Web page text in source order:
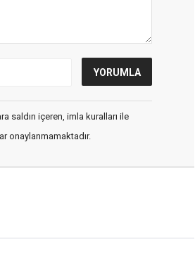
saldırı içeren, imla kuralları ile
onaylanmamaktadır.